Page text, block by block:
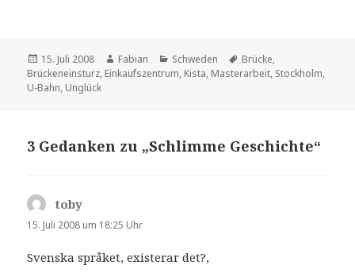
Veröffentlicht
am
15. Juli 2008 Autor
Fabian Kategorien
Schweden Schlagwörter
Brücke,
Brückeneinsturz, Einkaufszentrum, Kista, Masterarbeit, Stockholm,
U-Bahn, Unglück
3 Gedanken zu „Schlimme Geschichte“
toby
15. Juli 2008 um 18:25 Uhr
Svenska språket, existerar det?,